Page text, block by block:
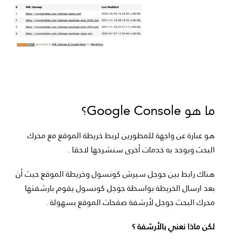
ما هو Google Console؟
هو عبارة عن واجهة للمطورين لربط خريطة الموقع مع محرك
البحث ويوجد به خدمات أخرى سنشرحها لاحقا .
هناك رابط بين جوجل سيرش كونسول وخريطة الموقع حيث أن
بعد ارسال الخريطة بواسطة جوجل كونسول يقوم بارشفتها
محرك البحث جوجل لأرشفة صفحات الموقع بسهولة .
لكن ماذا نعني بالأرشفة ؟